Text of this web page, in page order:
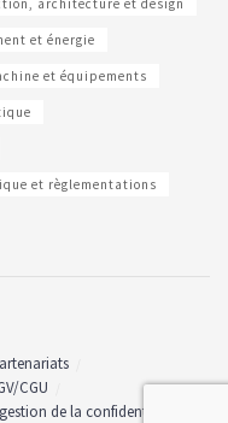
architecture et design
et énergie
et équipements
et règlementations
CGU
de la confidentialité